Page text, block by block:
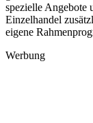
spezielle Angebote
Einzelhandel
eigene
Werbung